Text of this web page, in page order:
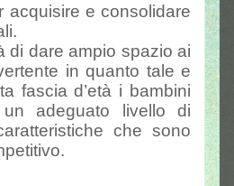
acquisire e consolidare
di dare ampio spazio ai
in quanto tale e
fascia d’età i bambini
adeguato livello di
che sono